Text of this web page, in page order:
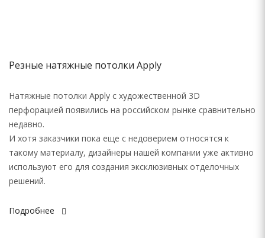
Резные натяжные потолки Apply
Натяжные потолки Apply с художественной 3D
перфорацией появились на российском рынке сравнительно
недавно.
И хотя заказчики пока еще с недоверием относятся к
такому материалу, дизайнеры нашей компании уже активно
используют его для создания эксклюзивных отделочных
решений.
Подробнее